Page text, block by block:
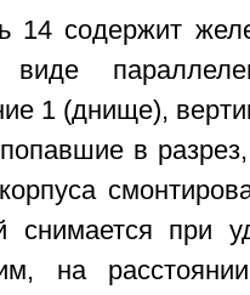
14 содержит
1 (днище),
в
снимается при
на